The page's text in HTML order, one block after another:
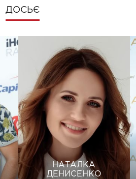
ДОСЬЄ
НАТАЛКА
ДЕНИСЕНКО